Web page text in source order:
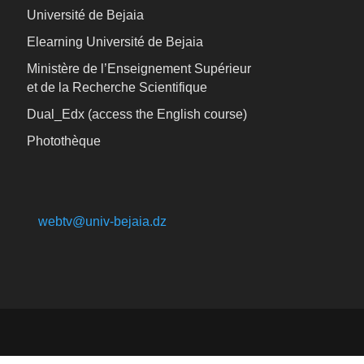
Université de Bejaia
Elearning Université de Bejaia
Ministère de l’Enseignement Supérieur
et de la Recherche Scientifique
Dual_Edx (access the English course)
Photothèque
webtv@univ-bejaia.dz